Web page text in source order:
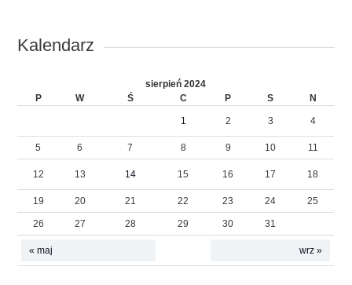
Kalendarz
sierpień 2024
P
W Ś C P S N
« maj wrz »
1 2 3 4
5 6 7 8 9 10 11
12 13 14 15 16 17 18
19 20 21 22 23 24 25
26 27 28 29 30 31